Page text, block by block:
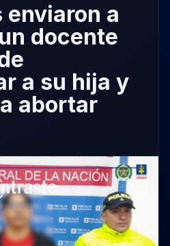
enviaron a
docente
a su hija y
abortar